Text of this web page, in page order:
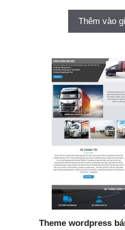
Thêm vào
Theme wordpress